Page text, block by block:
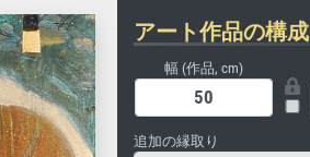
アート作品の構成
幅 (作品, cm)
追加の縁取り